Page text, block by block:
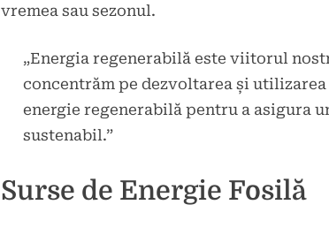
vremea sau sezonul.
„Energia regenerabilă este viitorul
concentrăm pe dezvoltarea și
energie regenerabilă pentru a asigura
sustenabil.”
Surse de Energie Fosilă